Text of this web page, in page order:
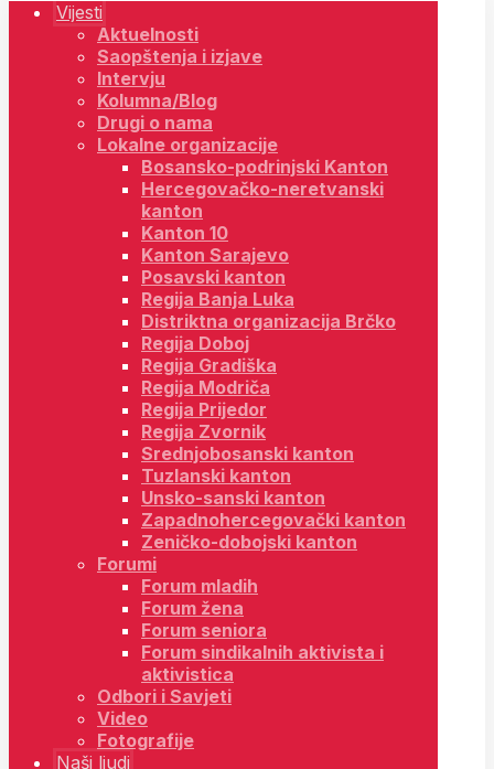
Vijesti
Aktuelnosti
Saopštenja i izjave
Intervju
Kolumna/Blog
Drugi o nama
Lokalne organizacije
Bosansko-podrinjski Kanton
Hercegovačko-neretvanski
kanton
Kanton 10
Kanton Sarajevo
Posavski kanton
Regija Banja Luka
Distriktna organizacija Brčko
Regija Doboj
Regija Gradiška
Regija Modriča
Regija Prijedor
Regija Zvornik
Srednjobosanski kanton
Tuzlanski kanton
Unsko-sanski kanton
Zapadnohercegovački kanton
Zeničko-dobojski kanton
Forumi
Forum mladih
Forum žena
Forum seniora
Forum sindikalnih aktivista i
aktivistica
Odbori i Savjeti
Video
Fotografije
Naši ljudi